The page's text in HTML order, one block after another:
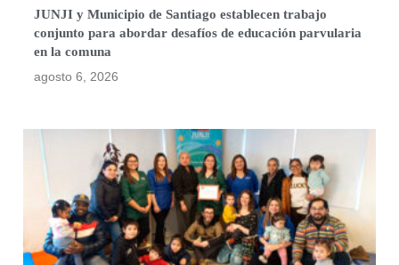
JUNJI y Municipio de Santiago establecen trabajo
conjunto para abordar desafíos de educación parvularia
en la comuna
agosto 6, 2026